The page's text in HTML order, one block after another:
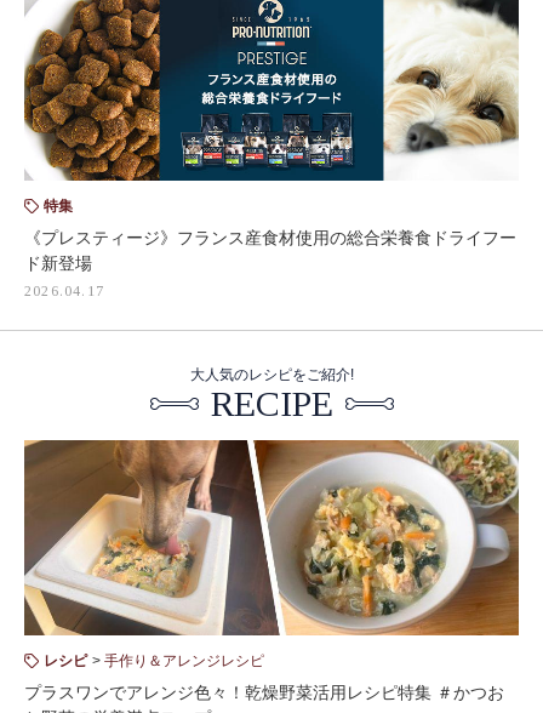
特集
《プレスティージ》フランス産食材使用の総合栄養食ドライフー
ド新登場
2026.04.17
大人気のレシピをご紹介!
RECIPE
レシピ 手作り＆アレンジレシピ
プラスワンでアレンジ色々！乾燥野菜活用レシピ特集 ＃かつお